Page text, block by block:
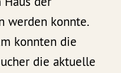
werden konnte.
konnten die
die aktuelle